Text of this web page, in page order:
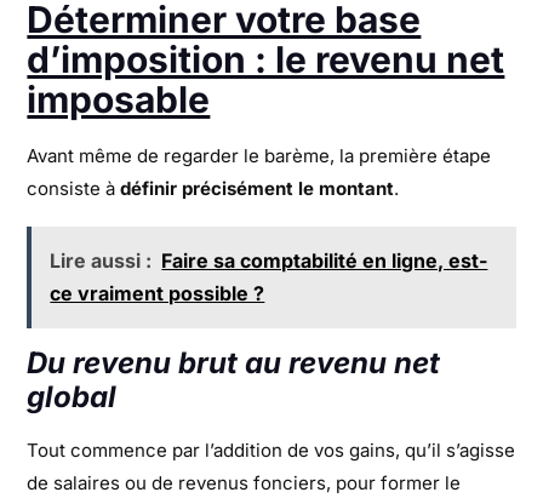
Déterminer votre base
d’imposition : le revenu net
imposable
Avant même de regarder le barème, la première étape
consiste àdéfinir précisément le montant.
Lire aussi : Faire sa comptabilité en ligne, est-
ce vraiment possible ?
Du revenu brut au revenu net
global
Tout commence par l’addition de vos gains, qu’il s’agisse
de salaires ou de revenus fonciers, pour former le